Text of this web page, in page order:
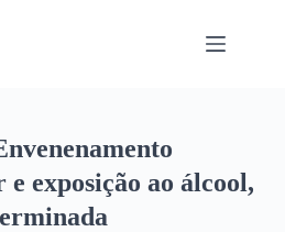
exposição ao álcool,